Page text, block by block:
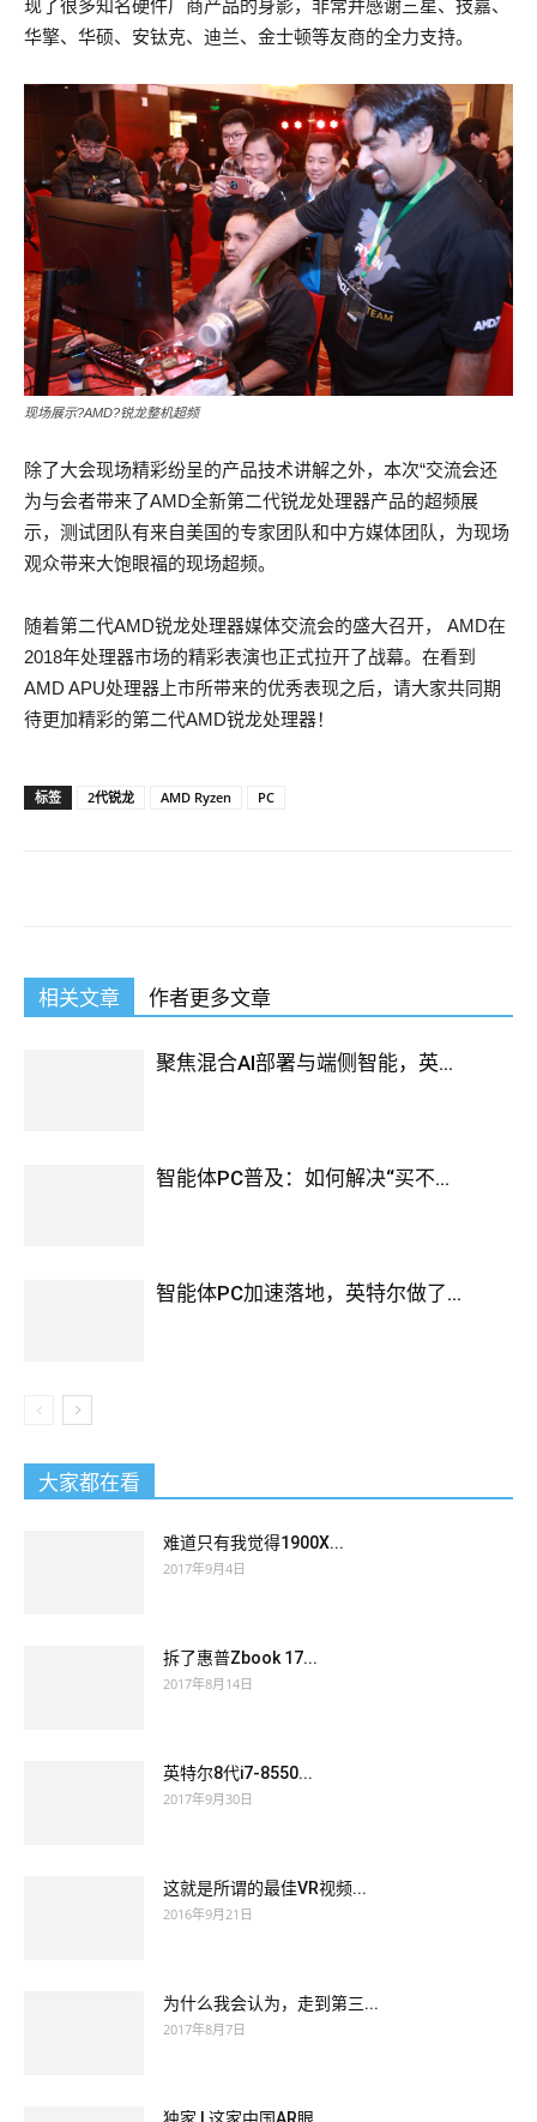
现了很多知名硬件厂商产品的身影，非常并感谢三星、技嘉、
华擎、华硕、安钛克、迪兰、金士顿等友商的全力支持。
现场展示?AMD?锐龙整机超频
除了大会现场精彩纷呈的产品技术讲解之外，本次“交流会还
为与会者带来了AMD全新第二代锐龙处理器产品的超频展
示，测试团队有来自美国的专家团队和中方媒体团队，为现场
观众带来大饱眼福的现场超频。
随着第二代AMD锐龙处理器媒体交流会的盛大召开， AMD在
2018年处理器市场的精彩表演也正式拉开了战幕。在看到
AMD APU处理器上市所带来的优秀表现之后，请大家共同期
待更加精彩的第二代AMD锐龙处理器！
标签 2代锐龙 AMD Ryzen PC
相关文章 作者更多文章
聚焦混合AI部署与端侧智能，英...
智能体PC普及：如何解决“买不...
智能体PC加速落地，英特尔做了...
大家都在看
难道只有我觉得1900X...
2017年9月4日
拆了惠普Zbook 17...
2017年8月14日
英特尔8代i7-8550...
2017年9月30日
这就是所谓的最佳VR视频...
2016年9月21日
为什么我会认为，走到第三...
2017年8月7日
独家 | 这家中国AR眼...